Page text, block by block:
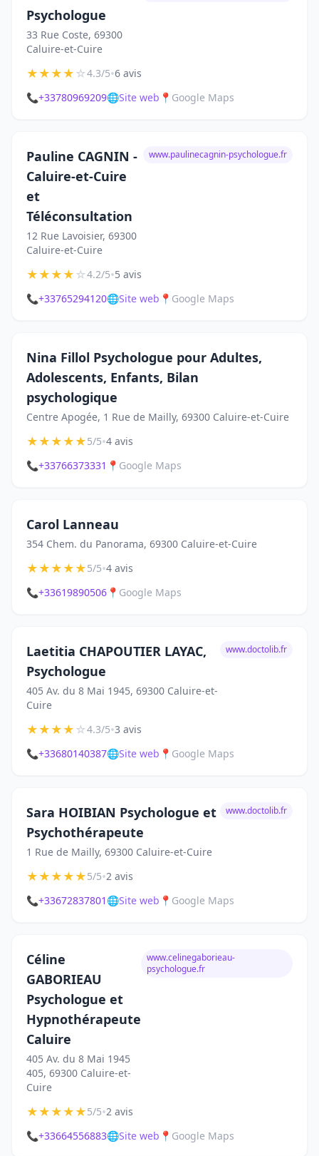
Psychologue
33 Rue Coste, 69300
Caluire-et-Cuire
★★★★☆4.3/5•6 avis
📞+33780969209🌐Site web 📍 Google Maps
Pauline CAGNIN -
Caluire-et-Cuire
et
Téléconsultation
12 Rue Lavoisier, 69300
Caluire-et-Cuire
www.paulinecagnin-psychologue.fr
★★★★☆4.2/5•5 avis
📞+33765294120🌐Site web 📍 Google Maps
Nina Fillol Psychologue pour Adultes,
Adolescents, Enfants, Bilan
psychologique
Centre Apogée, 1 Rue de Mailly, 69300 Caluire-et-Cuire
★★★★★5/5•4 avis
📞+33766373331 📍 Google Maps
Carol Lanneau
354 Chem. du Panorama, 69300 Caluire-et-Cuire
★★★★★5/5•4 avis
📞+33619890506 📍 Google Maps
Laetitia CHAPOUTIER LAYAC,
Psychologue
405 Av. du 8 Mai 1945, 69300 Caluire-et-
Cuire
www.doctolib.fr
★★★★☆4.3/5•3 avis
📞+33680140387🌐Site web 📍 Google Maps
Sara HOIBIAN Psychologue et
Psychothérapeute
1 Rue de Mailly, 69300 Caluire-et-Cuire
www.doctolib.fr
★★★★★5/5•2 avis
📞+33672837801 🌐Site web 📍 Google Maps
Céline
GABORIEAU
Psychologue et
Hypnothérapeute
Caluire
405 Av. du 8 Mai 1945
405, 69300 Caluire-et-
Cuire
www.celinegaborieau-
psychologue.fr
★★★★★5/5•2 avis
📞+33664556883🌐Site web 📍 Google Maps